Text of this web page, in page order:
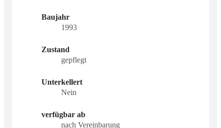
Baujahr
1993
Zustand
gepflegt
Unterkellert
Nein
verfügbar ab
nach Vereinbarung